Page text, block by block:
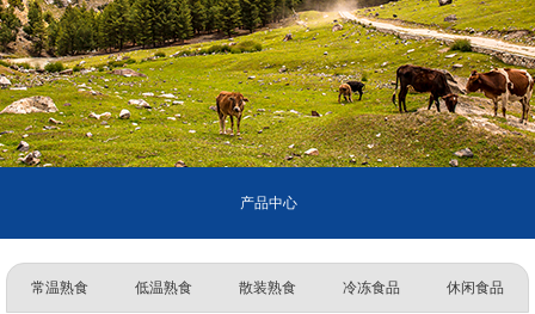
产品中心
常温熟食 低温熟食 散装熟食 冷冻食品 休闲食品